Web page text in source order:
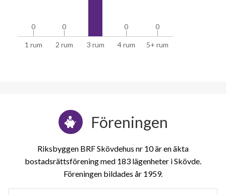
1 rum 2 rum 3 rum 4 rum 5+ rum
0
0 0
0 0
0 0
0
Föreningen
Riksbyggen BRF Skövdehus nr 10 är en äkta
bostadsrättsförening med 183 lägenheter i Skövde.
Föreningen bildades år 1959